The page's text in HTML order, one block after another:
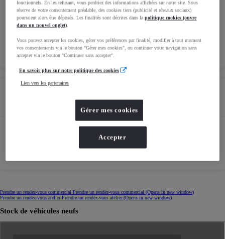
Prendre un rendez-vous commercial Prendre un rendez-vous commercial (Opens in new window)
Prendre un rendez-vous atelierPrendre un rendez-vous atelier(Opens in new window)
Stock de véhicules neufs
fonctionnels. En les refusant, vous perdriez des informations affichées sur notre site. Sous
réserve de votre consentement préalable, des cookies tiers (publicité et réseaux sociaux)
pourraient alors être déposés. Les finalités sont décrites dans lapolitique cookies (ouvre
dans un nouvel onglet).
Vous pouvez accepter les cookies, gérer vos préférences par finalité, modifier à tout moment
vos consentements via le bouton "Gérer mes cookies", ou continuer votre navigation sans
accepter via le bouton "Continuer sans accepter".
En savoir plus sur notre politique des cookies
Lien vers les partenaires
Gérer mes cookies
Accepter